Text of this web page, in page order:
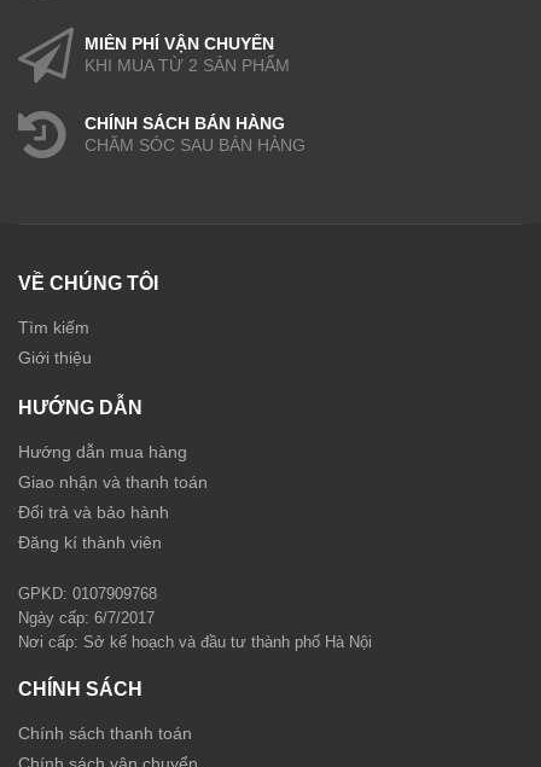
MIỄN PHÍ VẬN CHUYỂN
KHI MUA TỪ 2 SẢN PHẨM
CHÍNH SÁCH BÁN HÀNG
CHĂM SÓC SAU BÁN HÀNG
VỀ CHÚNG TÔI
Tìm kiếm
Giới thiệu
HƯỚNG DẪN
Hướng dẫn mua hàng
Giao nhận và thanh toán
Đổi trả và bảo hành
Đăng kí thành viên
GPKD: 0107909768
Ngày cấp: 6/7/2017
Nơi cấp: Sở kế hoạch và đầu tư thành phố Hà Nội
CHÍNH SÁCH
Chính sách thanh toán
Chính sách vận chuyển